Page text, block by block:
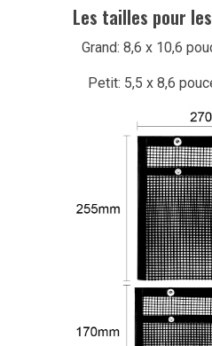
Les tailles pour
Grand: 8,6 x 10,6
Petit: 5,5 x 8,6